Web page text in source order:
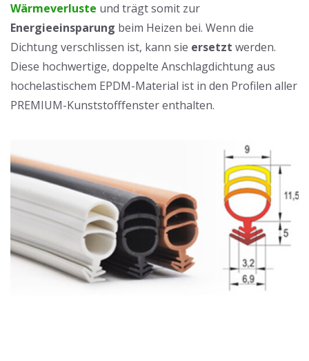
Wärmeverluste und trägt somit zur
Energieeinsparung beim Heizen bei. Wenn die
Dichtung verschlissen ist, kann sie ersetzt werden.
Diese hochwertige, doppelte Anschlagdichtung aus
hochelastischem EPDM-Material ist in den Profilen aller
PREMIUM-Kunststofffenster enthalten.